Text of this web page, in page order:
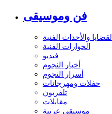
فن وموسيقى
القضايا والأحداث الفنية
الحوارات الفنية
فيديو
أخبار النجوم
أسرار النجوم
حفلات ومهرجانات
تلفزيون
مقابلات
موسيقى عربية